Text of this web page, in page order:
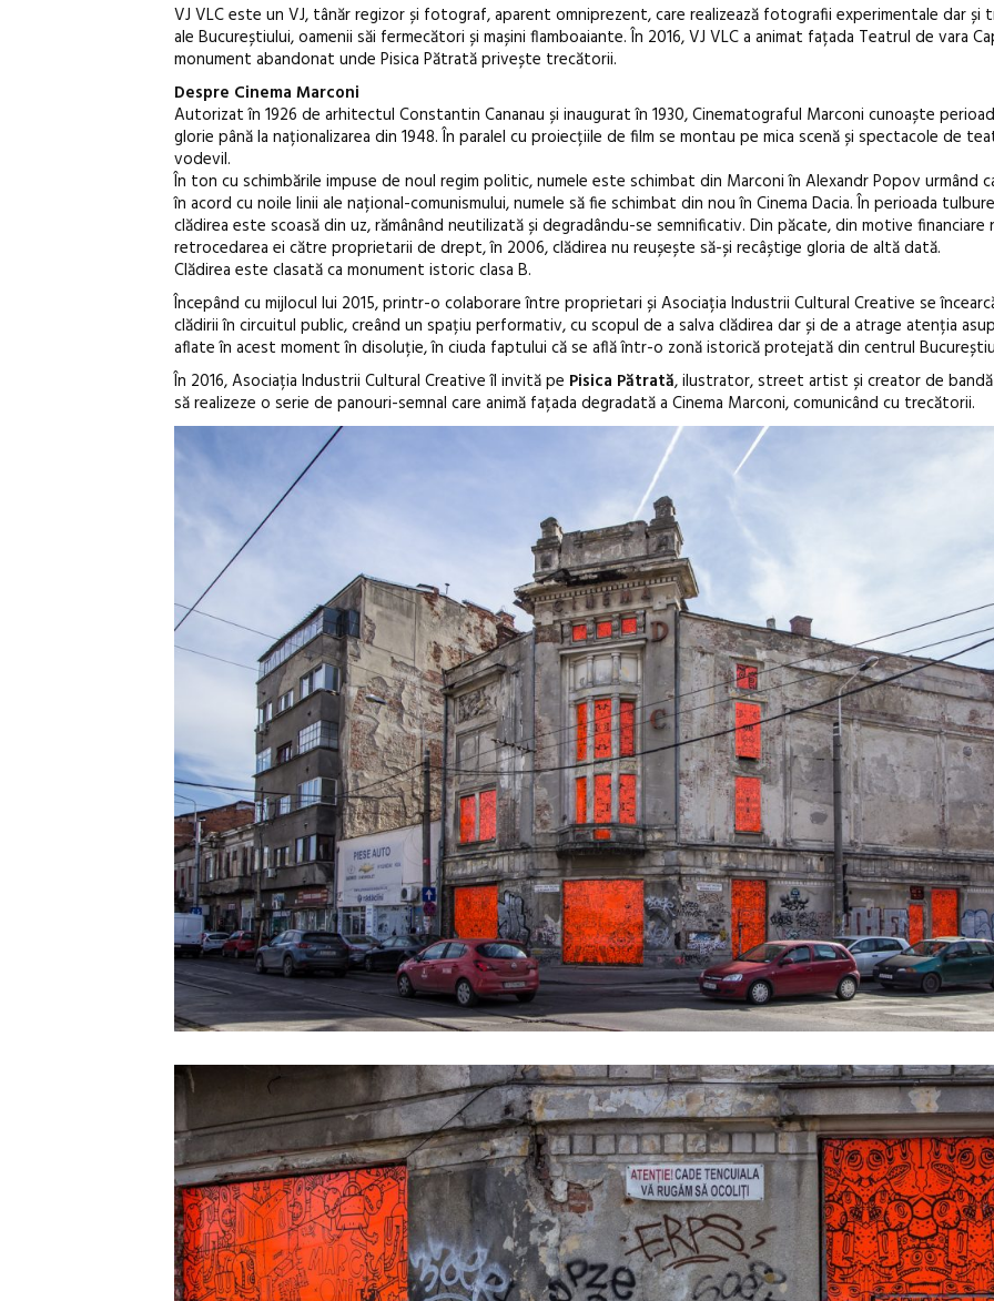
VJ VLC este un VJ, tânăr regizor și fotograf, aparent omniprezent, care realizează fotografii experimentale dar și
ale Bucureștiului, oamenii săi fermecători și mașini flamboaiante. În 2016, VJ VLC a animat fațada Teatrul de vara
monument abandonat unde Pisica Pătrată privește trecătorii.
Despre Cinema Marconi
Autorizat în 1926 de arhitectul Constantin Cananau și inaugurat în 1930, Cinematograful Marconi cunoaște
glorie până la naționalizarea din 1948. În paralel cu proiecțiile de film se montau pe mica scenă și spectacole de
vodevil.
În ton cu schimbările impuse de noul regim politic, numele este schimbat din Marconi în Alexandr Popov urmând
în acord cu noile linii ale național-comunismului, numele să fie schimbat din nou în Cinema Dacia. În perioada
clădirea este scoasă din uz, rămânând neutilizată și degradându-se semnificativ. Din păcate, din motive financiare
retrocedarea ei către proprietarii de drept, în 2006, clădirea nu reușește să-și recâștige gloria de altă dată.
Clădirea este clasată ca monument istoric clasa B.
Începând cu mijlocul lui 2015, printr-o colaborare între proprietari și Asociația Industrii Cultural Creative se
clădirii în circuitul public, creând un spațiu performativ, cu scopul de a salva clădirea dar și de a atrage atenția
aflate în acest moment în disoluție, în ciuda faptului că se află într-o zonă istorică protejată din centrul
În 2016, Asociația Industrii Cultural Creative îl invită pe Pisica Pătrată, ilustrator, street artist și creator de
să realizeze o serie de panouri-semnal care animă fațada degradată a Cinema Marconi, comunicând cu trecătorii.
revine la
ediție